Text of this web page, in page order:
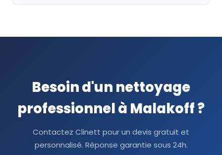
Besoin d'un nettoyage
professionnel à Malakoff ?
Contactez Clinett pour un devis gratuit et
personnalisé. Réponse garantie sous 24h.